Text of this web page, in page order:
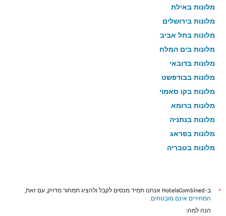
מלונות באילת
מלונות בירושלים
מלונות בתל אביב
מלונות בים המלח
מלונות בדובאי
מלונות בבודפשט
מלונות בקו סאמוי
מלונות ברומא
מלונות בנתניה
מלונות בפראג
מלונות בטבריה
מלונות בבנגקוק
מלונות בלונדון
*
ב-HotelsCombined אנחנו תמיד מנסים לקבל ולהציג תמחור מדויק, עם זאת,
המחירים אינם מובטחים.
הנה למה: